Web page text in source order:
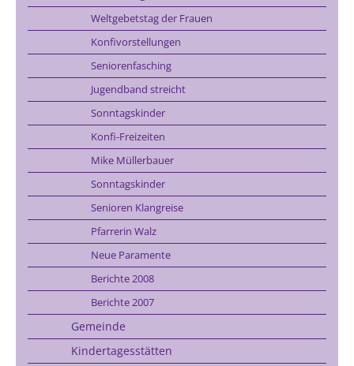
Weltgebetstag der Frauen
Konfivorstellungen
Seniorenfasching
Jugendband streicht
Sonntagskinder
Konfi-Freizeiten
Mike Müllerbauer
Sonntagskinder
Senioren Klangreise
Pfarrerin Walz
Neue Paramente
Berichte 2008
Berichte 2007
Gemeinde
Kindertagesstätten